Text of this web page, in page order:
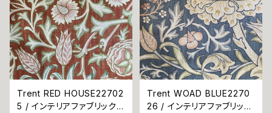
Trent RED HOUSE22702
5 / インテリアファブリック
Trent WOAD BLUE2270
26 / インテリアファブリック